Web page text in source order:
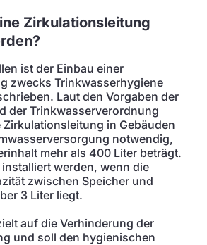
Zirkulationsleitung
ist der Einbau einer
zwecks Trinkwasserhygiene
Laut den Vorgaben der
der Trinkwasserverordnung
Zirkulationsleitung in Gebäuden
notwendig,
mehr als 400 Liter beträgt.
werden, wenn die
zwischen Speicher und
3 Liter liegt.
auf die Verhinderung der
und soll den hygienischen